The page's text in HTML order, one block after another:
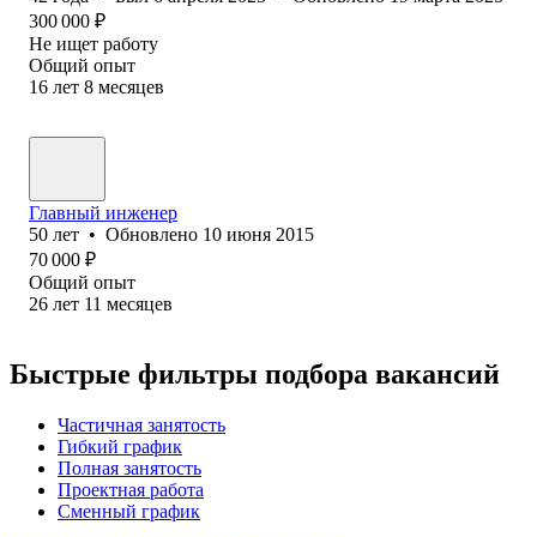
300 000 ₽
Не ищет работу
Общий опыт
16 лет 8 месяцев
Главный инженер
50 лет • Обновлено 10 июня 2015
70 000 ₽
Общий опыт
26 лет 11 месяцев
Быстрые фильтры подбора вакансий
Частичная занятость
Гибкий график
Полная занятость
Проектная работа
Сменный график